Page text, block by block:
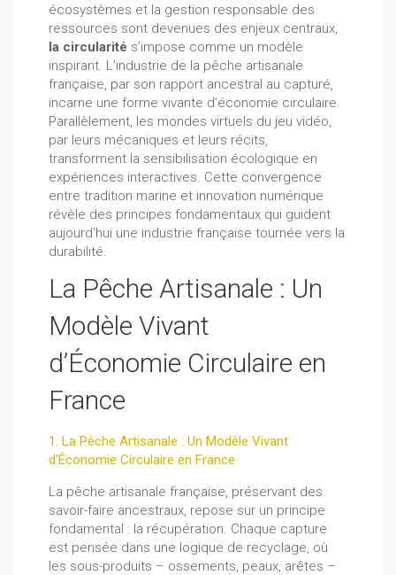
écosystèmes et la gestion responsable des
ressources sont devenues des enjeux centraux,
la circularité s’impose comme un modèle
inspirant. L’industrie de la pêche artisanale
française, par son rapport ancestral au capturé,
incarne une forme vivante d’économie circulaire.
Parallèlement, les mondes virtuels du jeu vidéo,
par leurs mécaniques et leurs récits,
transforment la sensibilisation écologique en
expériences interactives. Cette convergence
entre tradition marine et innovation numérique
révèle des principes fondamentaux qui guident
aujourd’hui une industrie française tournée vers la
durabilité.
La Pêche Artisanale : Un
Modèle Vivant
d’Économie Circulaire en
France
1. La Pêche Artisanale : Un Modèle Vivant
d’Économie Circulaire en France
La pêche artisanale française, préservant des
savoir-faire ancestraux, repose sur un principe
fondamental : la récupération. Chaque capture
est pensée dans une logique de recyclage, où
les sous-produits – ossements, peaux, arêtes –